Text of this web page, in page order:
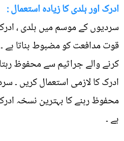
ادرک اور ہلدی کا زیادہ استعمال :
سردیوں کے موسم میں ہلدی ،
قوت مدافعت کو مضبوط بناتا ہے
کرنے والے جراثیم سے محفوظ
ادرک کا لازمی استعمال کریں ۔
محفوظ رہنے کا بہترین نسخہ
ہے ۔